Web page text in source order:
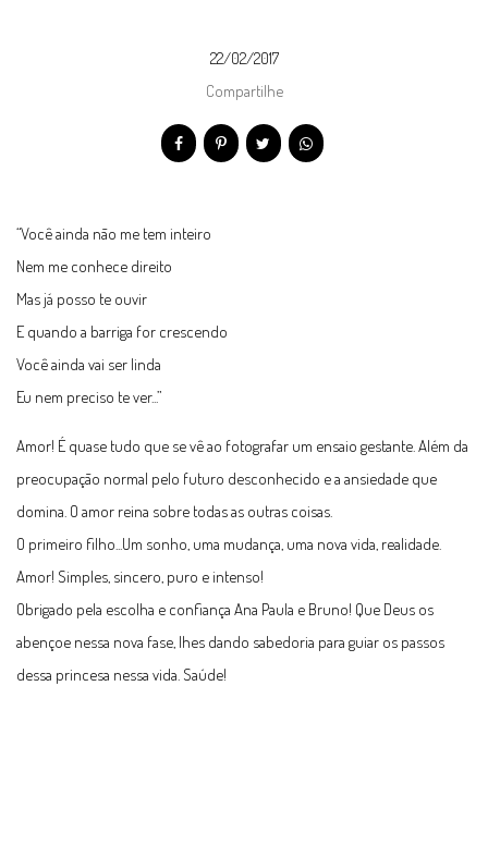
22/02/2017
Compartilhe
“Você ainda não me tem inteiro
Nem me conhece direito
Mas já posso te ouvir
E quando a barriga for crescendo
Você ainda vai ser linda
Eu nem preciso te ver...”
Amor! É quase tudo que se vê ao fotografar um ensaio gestante. Além da
preocupação normal pelo futuro desconhecido e a ansiedade que
domina. O amor reina sobre todas as outras coisas.
O primeiro filho...Um sonho, uma mudança, uma nova vida, realidade.
Amor! Simples, sincero, puro e intenso!
Obrigado pela escolha e confiança Ana Paula e Bruno! Que Deus os
abençoe nessa nova fase, lhes dando sabedoria para guiar os passos
dessa princesa nessa vida. Saúde!